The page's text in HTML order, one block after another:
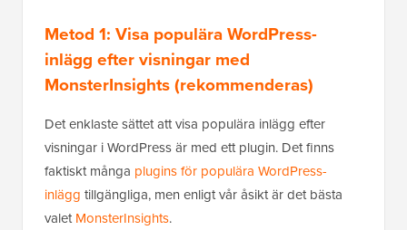
Metod 1: Visa populära WordPress-
inlägg efter visningar med
MonsterInsights (rekommenderas)
Det enklaste sättet att visa populära inlägg efter
visningar i WordPress är med ett plugin. Det finns
faktiskt många plugins för populära WordPress-
inlägg tillgängliga, men enligt vår åsikt är det bästa
valetMonsterInsights.